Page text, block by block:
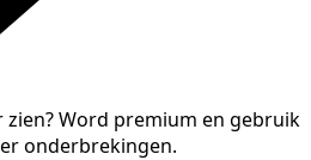
zien?Word premium en gebruik
onderbrekingen.